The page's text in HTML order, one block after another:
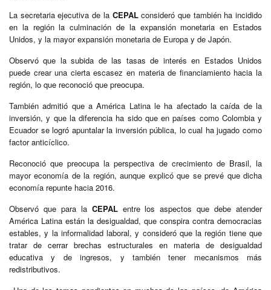
La secretaria ejecutiva de la CEPALconsideró que también ha incidido
en la región la culminación de la expansión monetaria en Estados
Unidos, y la mayor expansión monetaria de Europa y de Japón.
Observó que la subida de las tasas de interés en Estados Unidos
puede crear una cierta escasez en materia de financiamiento hacia la
región, lo que reconoció que preocupa.
También admitió que a América Latina le ha afectado la caída de la
inversión, y que la diferencia ha sido que en países como Colombia y
Ecuador se logró apuntalar la inversión pública, lo cual ha jugado como
factor anticíclico.
Reconoció que preocupa la perspectiva de crecimiento de Brasil, la
mayor economía de la región, aunque explicó que se prevé que dicha
economía repunte hacia 2016.
Observó que para la CEPALentre los aspectos que debe atender
América Latina están la desigualdad, que conspira contra democracias
estables, y la informalidad laboral, y consideró que la región tiene que
tratar de cerrar brechas estructurales en materia de desigualdad
educativa y de ingresos, y también tener mecanismos más
redistributivos.